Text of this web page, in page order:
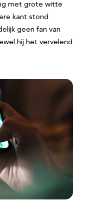
met grote witte
kant stond
geen fan van
hij het vervelend